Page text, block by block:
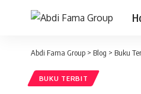
Abdi Fama Group > Blog > Buku
BUKU TERBIT